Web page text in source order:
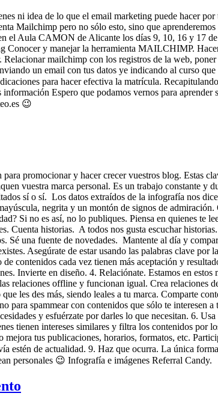
ni idea de lo que el email marketing puede hacer
Mailchimp pero no sólo esto, sino que
el Aula CAMON de Alicante los días 9, 10, 16 y 17
Conocer y manejar la herramienta MAILCHIMP.
mailchimp con los registros de la web,
un email con tus datos ye indicando al curso
para hacer efectiva la matrícula.
Espero que podamos vernos para
😉
promocionar y hacer crecer vuestros blog. Estas
vuestra marca personal. Es un trabajo constante y
sí o sí. Los datos extraídos de la infografía nos
negrita y un montón de signos de admiración.
Si no es así, no lo publiques. Piensa en quienes te
Cuenta historias. A todos nos gusta escuchar
Sé una fuente de novedades. Mantente al día y
Asegúrate de estar usando las palabras clave por
contenidos cada vez tienen más aceptación y
Invierte en diseño. 4. Relaciónate. Estamos en estos
relaciones offline y funcionan igual. Crea relaciones
les des más, siendo leales a tu marca. Comparte
spammear con contenidos que sólo te interesen
y esfuérzate por darles lo que necesitan. 6.
tienen intereses similares y filtra los contenidos por
tus publicaciones, horarios, formatos, etc.
estén de actualidad. 9. Haz que ocurra. La única
personales 😉 Infografía e imágenes Referral